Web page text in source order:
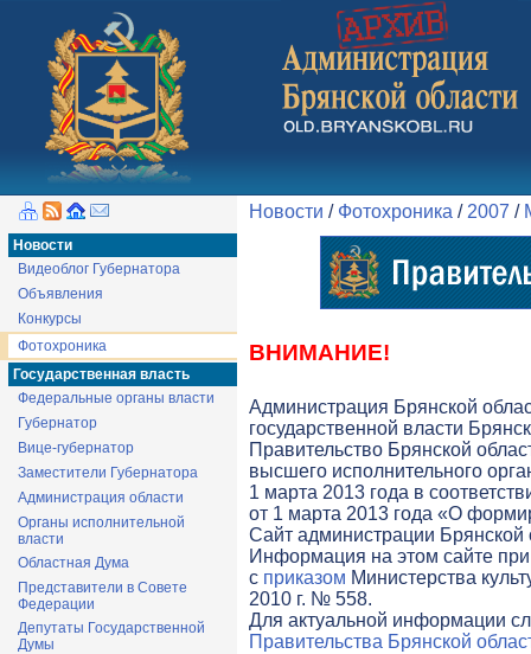
Новости
Видеоблог Губернатора
Объявления
Конкурсы
Фотохроника
Государственная власть
Федеральные органы власти
Губернатор
Вице-губернатор
Заместители Губернатора
Администрация области
Органы исполнительной
власти
Областная Дума
Представители в Совете
Федерации
Депутаты Государственной
Думы
Новости / Фотохроника / 2007 /
ВНИМАНИЕ!
Администрация Брянской
государственной власти
Правительство Брянской
высшего исполнительного
1 марта 2013 года в
от 1 марта 2013 года «О
Cайт администрации Брянской
Информация на этом сайте
с приказом Министерства
2010 г. № 558.
Для актуальной информации
Правительства Брянской